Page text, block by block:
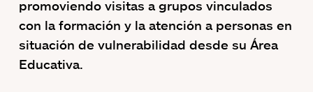
promoviendo visitas a grupos vinculados
con la formación y la atención a personas en
situación de vulnerabilidad desde su Área
Educativa.